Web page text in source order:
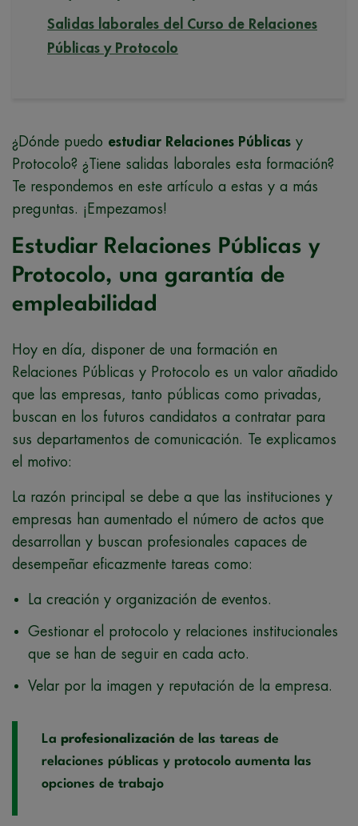
Salidas laborales del Curso de Relaciones
Públicas y Protocolo
¿Dónde puedo estudiar Relaciones Públicas y
Protocolo? ¿Tiene salidas laborales esta formación?
Te respondemos en este artículo a estas y a más
preguntas. ¡Empezamos!
Estudiar Relaciones Públicas y
Protocolo, una garantía de
empleabilidad
Hoy en día, disponer de una formación en
Relaciones Públicas y Protocolo es un valor añadido
que las empresas, tanto públicas como privadas,
buscan en los futuros candidatos a contratar para
sus departamentos de comunicación. Te explicamos
el motivo:
La razón principal se debe a que las instituciones y
empresas han aumentado el número de actos que
desarrollan y buscan profesionales capaces de
desempeñar eficazmente tareas como:
La creación y organización de eventos.
Gestionar el protocolo y relaciones institucionales
que se han de seguir en cada acto.
Velar por la imagen y reputación de la empresa.
La profesionalización de las tareas de
relaciones públicas y protocolo aumenta las
opciones de trabajo